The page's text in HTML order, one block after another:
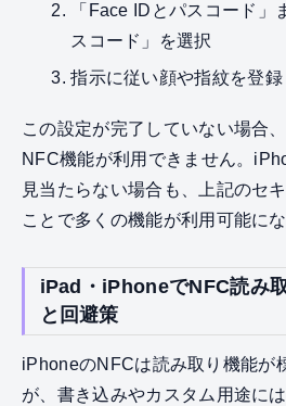
「Face IDとパスコード」
スコード」を選択
指示に従い顔や指紋を登録
この設定が完了していない場合
NFC機能が利用できません。
見当たらない場合も、上記のセ
ことで多くの機能が利用可能にな
iPad・iPhoneでNFC読み
と回避策
iPhoneのNFCは読み取り機能が
が、書き込みやカスタム用途に